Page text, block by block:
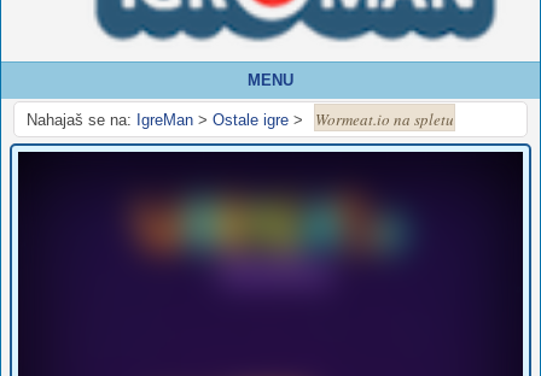
MENU
Nahajaš se na: IgreMan > Ostale igre > Wormeat.io na spletu